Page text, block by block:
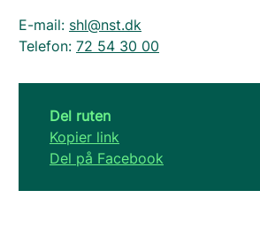
E-mail: shl@nst.dk
Telefon: 72 54 30 00
Del ruten
Kopier link
Del på Facebook